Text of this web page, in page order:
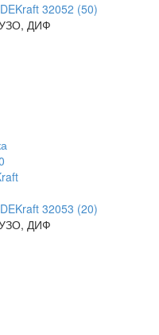
32052 (50)
УЗО, ДИФ
32053 (20)
УЗО, ДИФ